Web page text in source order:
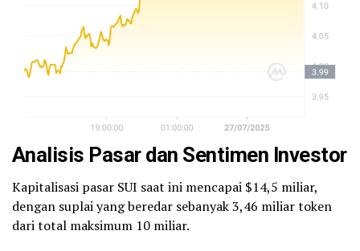
Analisis Pasar dan Sentimen Investor
Kapitalisasi pasar SUI saat ini mencapai $14,5 miliar,
dengan suplai yang beredar sebanyak 3,46 miliar token
dari total maksimum 10 miliar.